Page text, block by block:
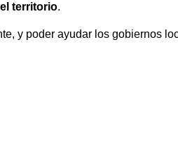
territorio.
y poder ayudar los gobiernos